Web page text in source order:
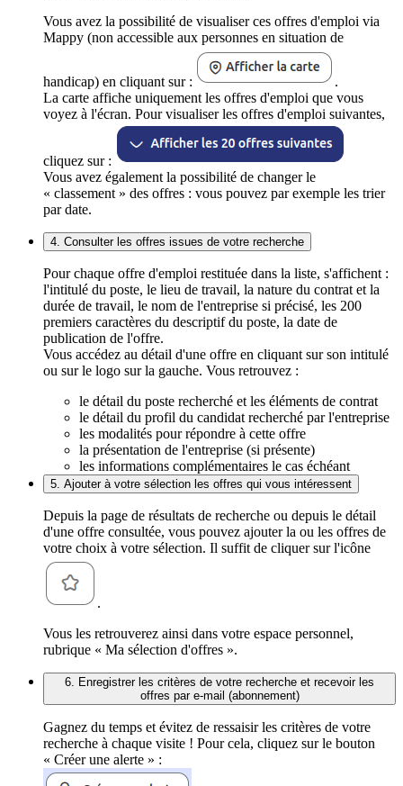
Vous avez la possibilité de visualiser ces offres d'emploi via
Mappy (non accessible aux personnes en situation de
handicap) en cliquant sur :
.
La carte affiche uniquement les offres d'emploi que vous
voyez à l'écran. Pour visualiser les offres d'emploi suivantes,
cliquez sur :
Vous avez également la possibilité de changer le
« classement » des offres : vous pouvez par exemple les trier
par date.
4. Consulter les offres issues de votre recherche
Pour chaque offre d'emploi restituée dans la liste, s'affichent :
l'intitulé du poste, le lieu de travail, la nature du contrat et la
durée de travail, le nom de l'entreprise si précisé, les 200
premiers caractères du descriptif du poste, la date de
publication de l'offre.
Vous accédez au détail d'une offre en cliquant sur son intitulé
ou sur le logo sur la gauche. Vous retrouvez :
le détail du poste recherché et les éléments de contrat
le détail du profil du candidat recherché par l'entreprise
les modalités pour répondre à cette offre
la présentation de l'entreprise (si présente)
les informations complémentaires le cas échéant
5. Ajouter à votre sélection les offres qui vous intéressent
Depuis la page de résultats de recherche ou depuis le détail
d'une offre consultée, vous pouvez ajouter la ou les offres de
votre choix à votre sélection. Il suffit de cliquer sur l'icône
.
Vous les retrouverez ainsi dans votre espace personnel,
rubrique « Ma sélection d'offres ».
6. Enregistrer les critères de votre recherche et recevoir les
offres par e-mail (abonnement)
Gagnez du temps et évitez de ressaisir les critères de votre
recherche à chaque visite ! Pour cela, cliquez sur le bouton
« Créer une alerte » :